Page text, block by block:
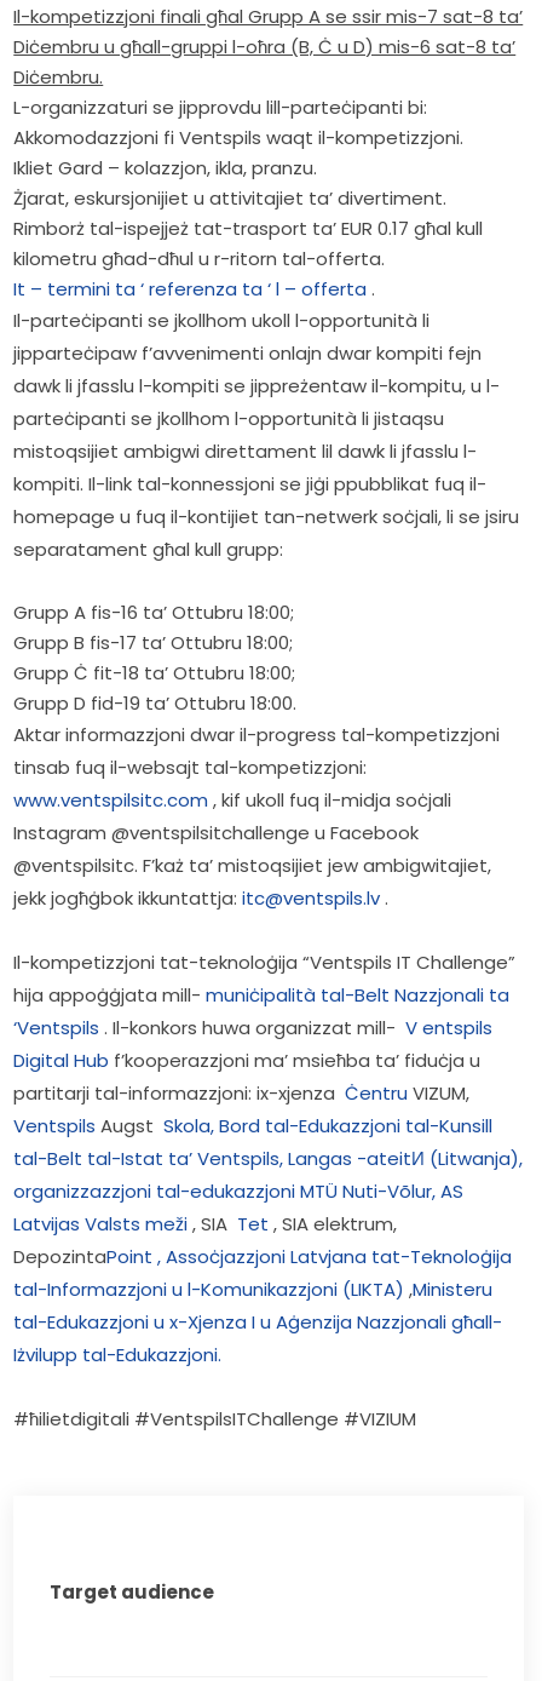
Il-kompetizzjoni finali għal Grupp A se ssir mis-7 sat-8 ta’
Diċembru u għall-gruppi l-oħra (B, Ċ u D) mis-6 sat-8 ta’
Diċembru.
L-organizzaturi se jipprovdu lill-parteċipanti bi:
Akkomodazzjoni fi Ventspils waqt il-kompetizzjoni.
Ikliet Gard – kolazzjon, ikla, pranzu.
Żjarat, eskursjonijiet u attivitajiet ta’ divertiment.
Rimborż tal-ispejjeż tat-trasport ta’ EUR 0.17 għal kull
kilometru għad-dħul u r-ritorn tal-offerta.
It – termini ta ‘ referenza ta ‘ l – offerta .
Il-parteċipanti se jkollhom ukoll l-opportunità li
jipparteċipaw f’avvenimenti onlajn dwar kompiti fejn
dawk li jfasslu l-kompiti se jippreżentaw il-kompitu, u l-
parteċipanti se jkollhom l-opportunità li jistaqsu
mistoqsijiet ambigwi direttament lil dawk li jfasslu l-
kompiti. Il-link tal-konnessjoni se jiġi ppubblikat fuq il-
homepage u fuq il-kontijiet tan-netwerk soċjali, li se jsiru
separatament għal kull grupp:
Grupp A fis-16 ta’ Ottubru 18:00;
Grupp B fis-17 ta’ Ottubru 18:00;
Grupp Ċ fit-18 ta’ Ottubru 18:00;
Grupp D fid-19 ta’ Ottubru 18:00.
Aktar informazzjoni dwar il-progress tal-kompetizzjoni
www.ventspilsitc.com , kif ukoll fuq il-midja soċjali
Instagram @ventspilsitchallenge u Facebook
@ventspilsitc. F’każ ta’ mistoqsijiet jew ambigwitajiet,
jekk jogħġbok ikkuntattja: itc@ventspils.lv .
Il-kompetizzjoni tat-teknoloġija “Ventspils IT Challenge”
hija appoġġjata mill- muniċipalità tal-Belt Nazzjonali ta
‘Ventspils . Il-konkors huwa organizzat mill- V entspils
Digital Hub f’kooperazzjoni ma’ msieħba ta’ fiduċja u
partitarji tal-informazzjoni: ix-xjenza Ċentru
Ventspils Augst Skola, Bord tal-Edukazzjoni tal-Kunsill
tal-Belt tal-Istat ta’ Ventspils, Langas -ateitИ (Litwanja),
organizzazzjoni tal-edukazzjoni MTÜ Nuti-Võlur, AS
Latvijas Valsts meži , SIA Tet , SIA elektrum,
DepozintaPoint , Assoċjazzjoni Latvjana tat-Teknoloġija
tal-Informazzjoni u l-Komunikazzjoni (LIKTA) ,Ministeru
tal-Edukazzjoni u x-Xjenza I u Aġenzija Nazzjonali għall-
Iżvilupp tal-Edukazzjoni.
#ħilietdigitali #VentspilsITChallenge #VIZIUM
Target audience